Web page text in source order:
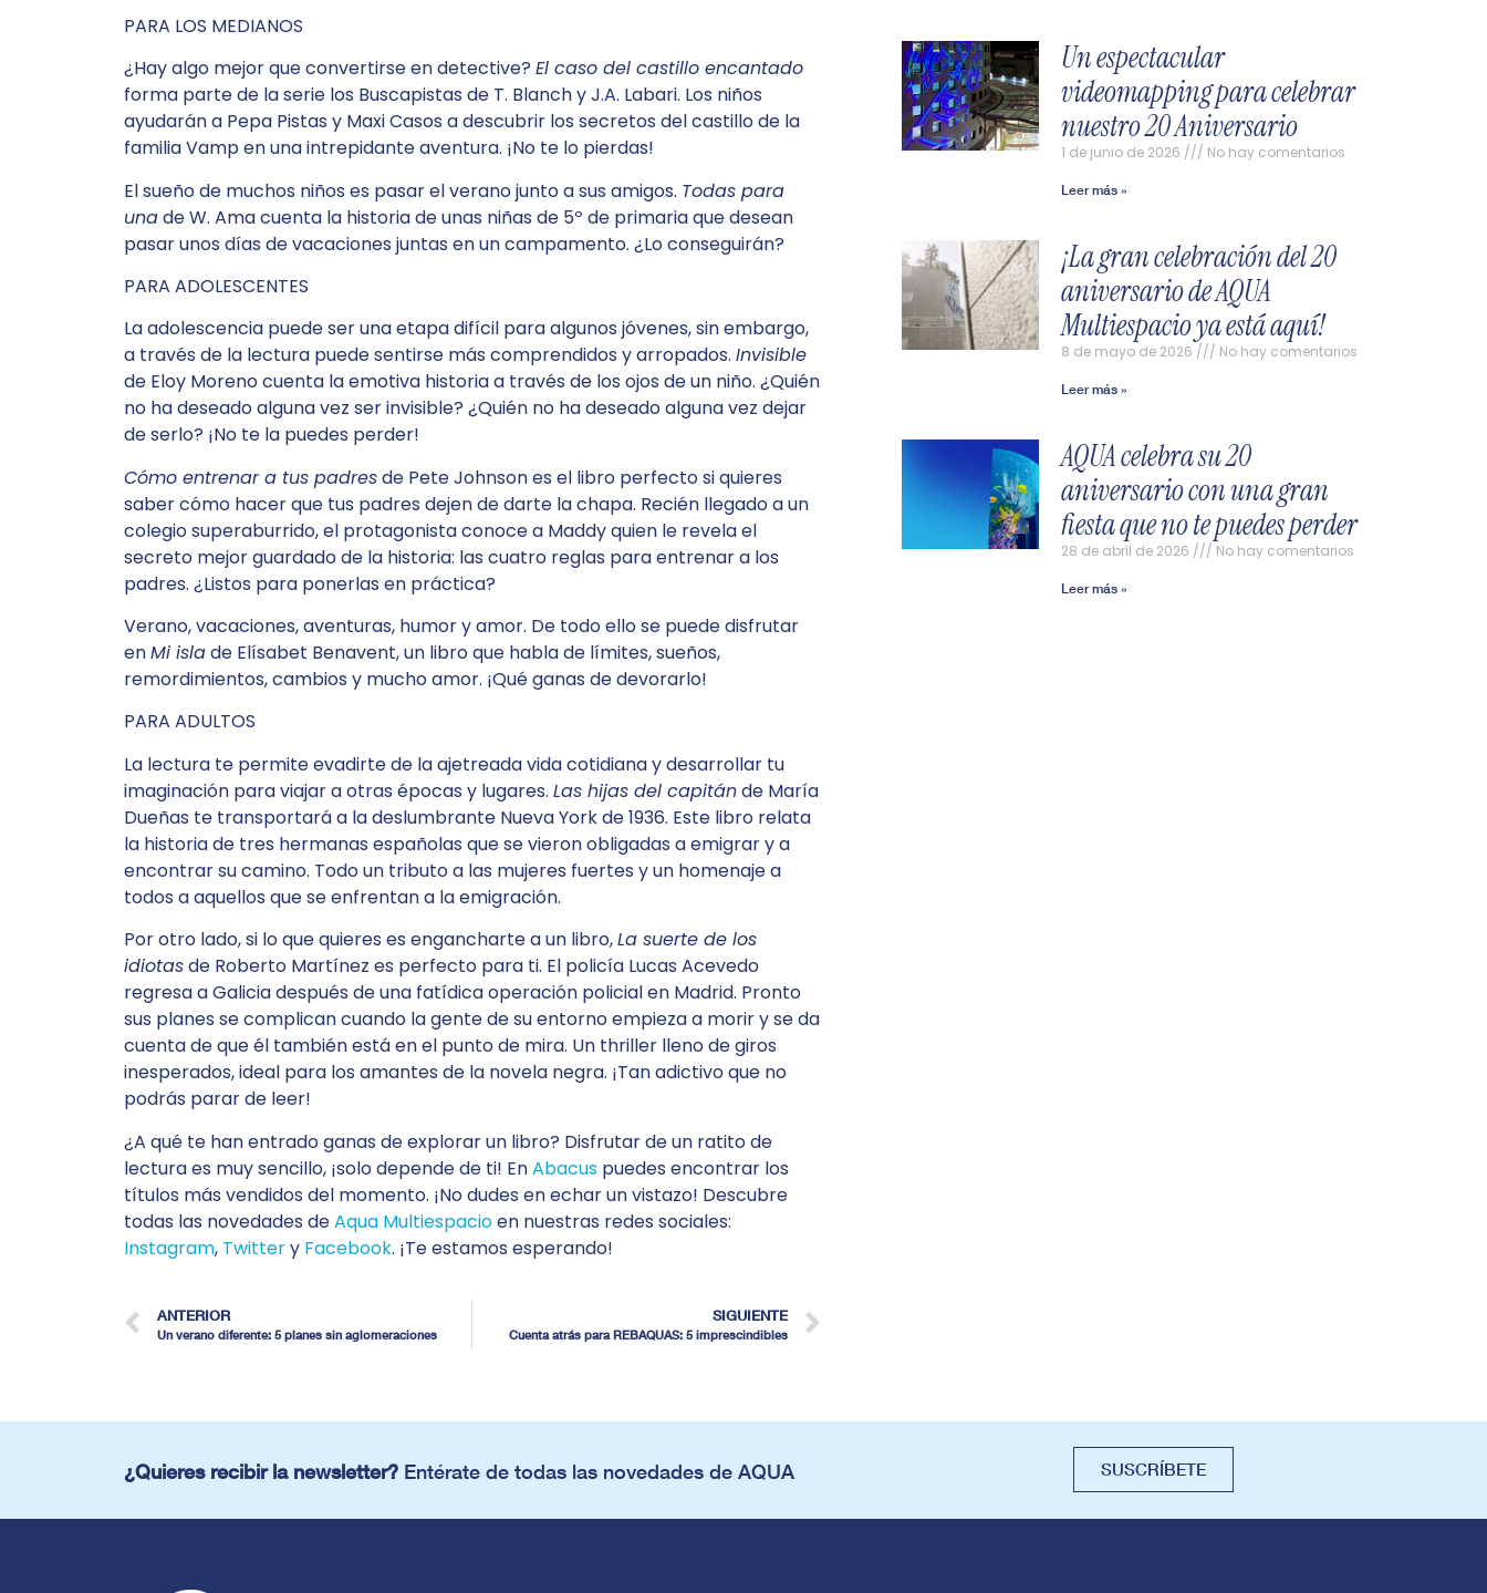
PARA LOS MEDIANOS
¿Hay algo mejor que convertirse en detective? El caso del castillo encantado
forma parte de la serie los Buscapistas de T. Blanch y J.A. Labari. Los niños
ayudarán a Pepa Pistas y Maxi Casos a descubrir los secretos del castillo de la
familia Vamp en una intrepidante aventura. ¡No te lo pierdas!
El sueño de muchos niños es pasar el verano junto a sus amigos. Todas para
unade W. Ama cuenta la historia de unas niñas de 5º de primaria que desean
pasar unos días de vacaciones juntas en un campamento. ¿Lo conseguirán?
PARA ADOLESCENTES
La adolescencia puede ser una etapa difícil para algunos jóvenes, sin embargo,
a través de la lectura puede sentirse más comprendidos y arropados. Invisible
de Eloy Moreno cuenta la emotiva historia a través de los ojos de un niño. ¿Quién
no ha deseado alguna vez ser invisible? ¿Quién no ha deseado alguna vez dejar
de serlo? ¡No te la puedes perder!
Cómo entrenar a tus padresde Pete Johnson es el libro perfecto si quieres
saber cómo hacer que tus padres dejen de darte la chapa. Recién llegado a un
colegio superaburrido, el protagonista conoce a Maddy quien le revela el
secreto mejor guardado de la historia: las cuatro reglas para entrenar a los
padres. ¿Listos para ponerlas en práctica?
Verano, vacaciones, aventuras, humor y amor. De todo ello se puede disfrutar
enMi islade Elísabet Benavent, un libro que habla de límites, sueños,
remordimientos, cambios y mucho amor. ¡Qué ganas de devorarlo!
PARA ADULTOS
La lectura te permite evadirte de la ajetreada vida cotidiana y desarrollar tu
imaginación para viajar a otras épocas y lugares. Las hijas del capitánde María
Dueñas te transportará a la deslumbrante Nueva York de 1936. Este libro relata
la historia de tres hermanas españolas que se vieron obligadas a emigrar y a
encontrar su camino. Todo un tributo a las mujeres fuertes y un homenaje a
todos a aquellos que se enfrentan a la emigración.
Por otro lado, si lo que quieres es engancharte a un libro,La suerte de los
idiotasde Roberto Martínez es perfecto para ti. El policía Lucas Acevedo
regresa a Galicia después de una fatídica operación policial en Madrid. Pronto
sus planes se complican cuando la gente de su entorno empieza a morir y se da
cuenta de que él también está en el punto de mira. Un thriller lleno de giros
inesperados, ideal para los amantes de la novela negra. ¡Tan adictivo que no
podrás parar de leer!
¿A qué te han entrado ganas de explorar un libro? Disfrutar de un ratito de
lectura es muy sencillo, ¡solo depende de ti! EnAbacus puedes encontrar los
títulos más vendidos del momento. ¡No dudes en echar un vistazo! Descubre
todas las novedades deAqua Multiespacioen nuestras redes sociales:
Instagram, Twittery Facebook. ¡Te estamos esperando!
ANTERIOR
Un verano diferente: 5 planes sin aglomeraciones
SIGUIENTE
Cuenta atrás para REBAQUAS: 5 imprescindibles
Un espectacular
videomapping para celebrar
nuestro 20 Aniversario
1 de junio de 2026 No hay comentarios
Leer más »
¡La gran celebración del 20
aniversario de AQUA
Multiespacio ya está aquí!
8 de mayo de 2026 No hay comentarios
Leer más »
AQUA celebra su 20
aniversario con una gran
fiesta que no te puedes perder
28 de abril de 2026 No hay comentarios
Leer más »
¿Quieres recibir la newsletter? Entérate de todas las novedades de AQUA SUSCRÍBETE